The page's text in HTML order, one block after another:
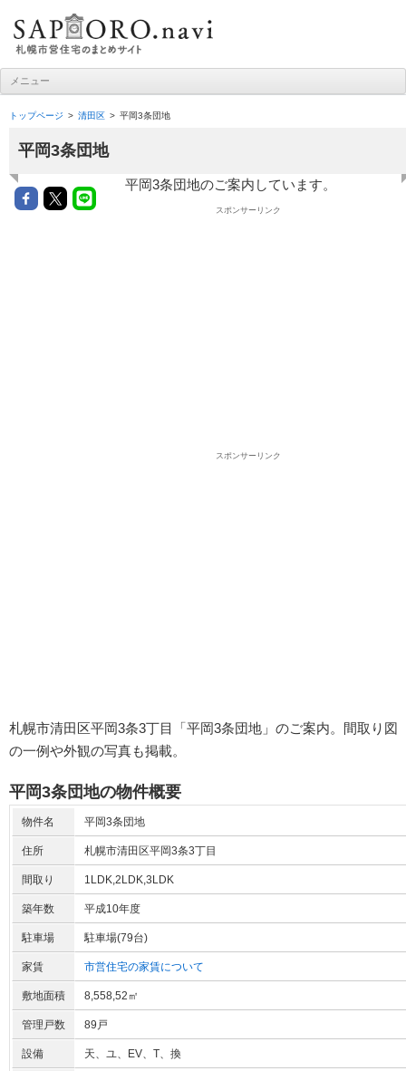
札幌市営住宅ナビ
メニュー
トップページ 清田区 平岡3条団地
平岡3条団地
平岡3条団地のご案内しています。
スポンサーリンク
スポンサーリンク
札幌市清田区平岡3条3丁目「平岡3条団地」のご案内。間取り図
の一例や外観の写真も掲載。
平岡3条団地の物件概要
物件名 平岡3条団地
住所 札幌市清田区平岡3条3丁目
間取り 1LDK,2LDK,3LDK
築年数 平成10年度
駐車場 駐車場(79台)
家賃 市営住宅の家賃について
敷地面積 8,558,52㎡
管理戸数 89戸
設備 天、ユ、EV、T、換